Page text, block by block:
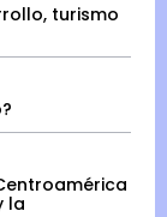
turismo
la